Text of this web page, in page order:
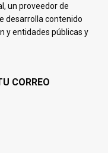
un proveedor de
desarrolla contenido
y entidades públicas y
CORREO